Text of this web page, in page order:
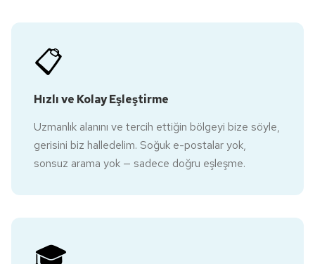
📋
Hızlı ve Kolay Eşleştirme
Uzmanlık alanını ve tercih ettiğin bölgeyi bize söyle,
gerisini biz halledelim. Soğuk e-postalar yok,
sonsuz arama yok — sadece doğru eşleşme.